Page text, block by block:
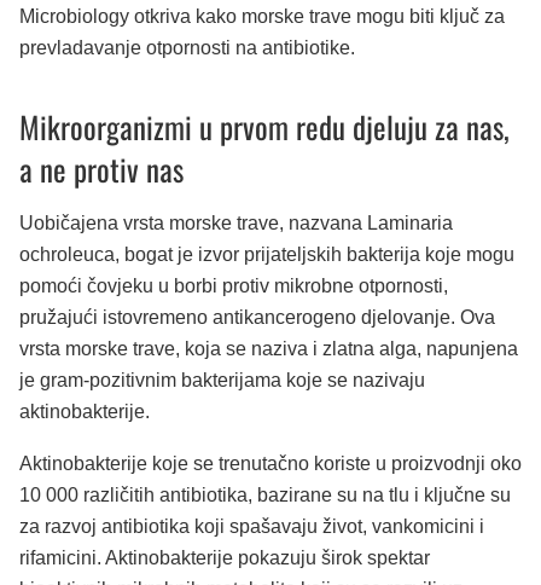
Microbiology otkriva kako morske trave mogu biti ključ za
prevladavanje otpornosti na antibiotike.
Mikroorganizmi u prvom redu djeluju za nas,
a ne protiv nas
Uobičajena vrsta morske trave, nazvana Laminaria
ochroleuca, bogat je izvor prijateljskih bakterija koje mogu
pomoći čovjeku u borbi protiv mikrobne otpornosti,
pružajući istovremeno antikancerogeno djelovanje. Ova
vrsta morske trave, koja se naziva i zlatna alga, napunjena
je gram-pozitivnim bakterijama koje se nazivaju
aktinobakterije.
Aktinobakterije koje se trenutačno koriste u proizvodnji oko
10 000 različitih antibiotika, bazirane su na tlu i ključne su
za razvoj antibiotika koji spašavaju život, vankomicini i
rifamicini. Aktinobakterije pokazuju širok spektar